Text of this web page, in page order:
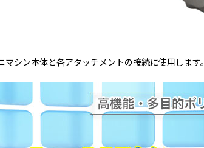
マシン本体と各アタッチメントの接続に使用します。